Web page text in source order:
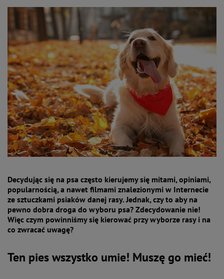
Decydując się na psa często kierujemy się mitami, opiniami,
popularnością, a nawet filmami znalezionymi w Internecie
ze sztuczkami psiaków danej rasy. Jednak, czy to aby na
pewno dobra droga do wyboru psa? Zdecydowanie nie!
Więc czym powinniśmy się kierować przy wyborze rasy i na
co zwracać uwagę?
Ten pies wszystko umie! Muszę go mieć!